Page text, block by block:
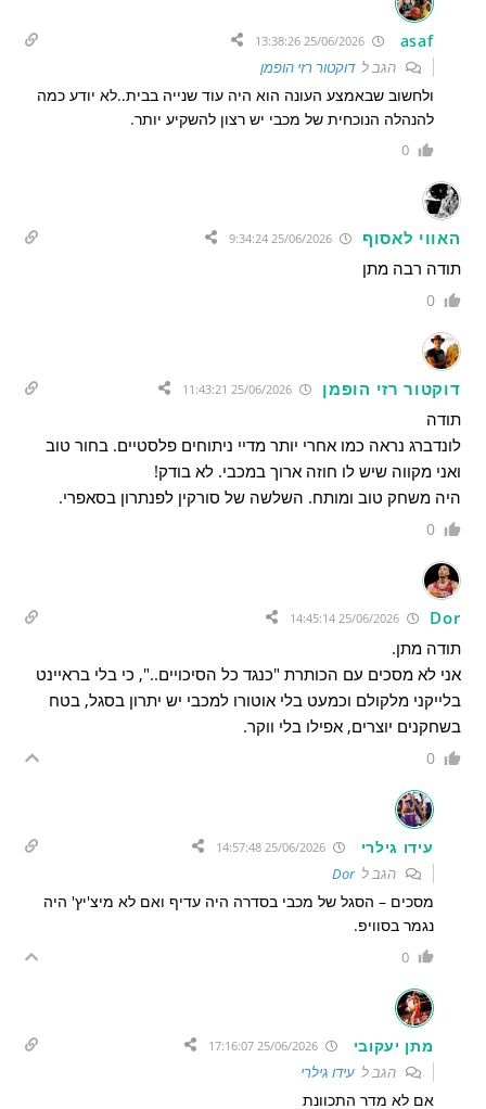
asaf
25/06/2026 13:38:26
הגב לדוקטור רזי הופמן
ולחשוב שבאמצע העונה הוא היה עוד שנייה בבית..לא יודע כמה
להנהלה הנוכחית של מכבי יש רצון להשקיע יותר.
0
האווי לאסוף 25/06/2026 9:34:24
תודה רבה מתן
0
דוקטור רזי הופמן
תודה
לונדברג נראה כמו אחרי יותר מדיי ניתוחים פלסטיים. בחור טוב
ואני מקווה שיש לו חוזה ארוך במכבי. לא בודק!
היה משחק טוב ומותח. השלשה של סורקין לפנתרון בסאפרי.
0
Dor
תודה מתן.
אני לא מסכים עם הכותרת "כנגד כל הסיכויים..", כי בלי בראיינט
בלייקני מלקולם וכמעט בלי אוטורו למכבי יש יתרון בסגל, בטח
בשחקנים יוצרים, אפילו בלי ווקר.
0
עידו גילרי 25/06/2026 14:57:48
הגב לDor
מסכים – הסגל של מכבי בסדרה היה עדיף ואם לא מיצ'יץ' היה
נגמר בסוויפ.
0
מתן יעקובי 25/06/2026 17:16:07
הגב לעידו גילרי
אם לא מדר התכוונת